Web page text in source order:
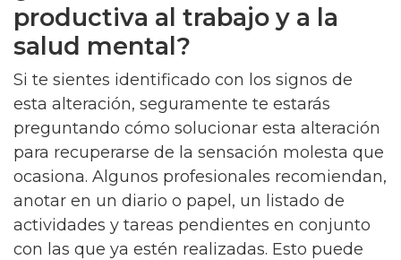
productiva al trabajo y a la
salud mental?
Si te sientes identificado con los signos de
esta alteración, seguramente te estarás
preguntando cómo solucionar esta alteración
para recuperarse de la sensación molesta que
ocasiona. Algunos profesionales recomiendan,
anotar en un diario o papel, un listado de
actividades y tareas pendientes en conjunto
con las que ya estén realizadas. Esto puede